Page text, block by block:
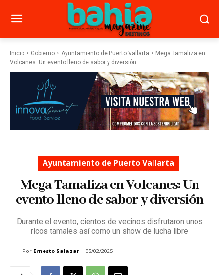
Inicio Gobierno Ayuntamiento de Puerto Vallarta
Mega Tamaliza en
Volcanes: Un evento lleno de sabor y diversión
Ayuntamiento de Puerto Vallarta
Mega Tamaliza en Volcanes: Un
evento lleno de sabor y diversión
Durante el evento, cientos de vecinos disfrutaron unos
ricos tamales así como un show de lucha libre
Por Ernesto Salazar 05/02/2025